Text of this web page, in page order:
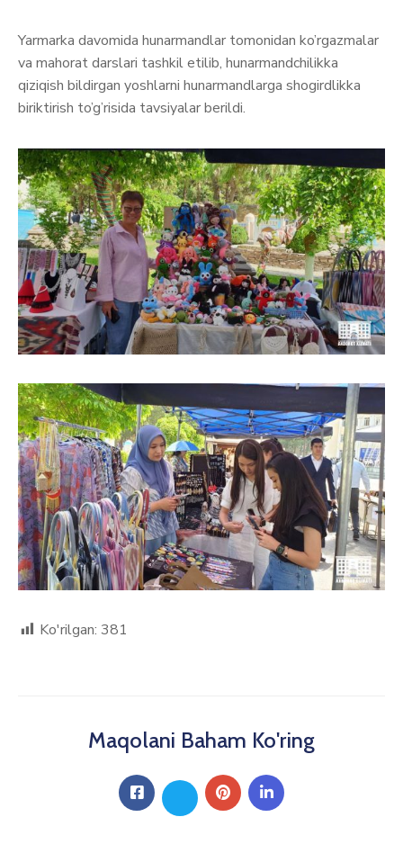
Yarmarka davomida hunarmandlar tomonidan ko’rgazmalar
va mahorat darslari tashkil etilib, hunarmandchilikka
qiziqish bildirgan yoshlarni hunarmandlarga shogirdlikka
biriktirish to’g’risida tavsiyalar berildi.
Ko'rilgan: 381
Maqolani Baham Ko'ring